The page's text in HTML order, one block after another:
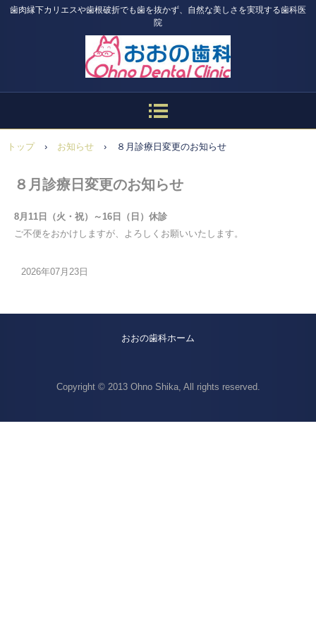
歯肉縁下カリエスや歯根破折でも歯を抜かず、自然な美しさを実現する歯科医
院
トップ › お知らせ › ８月診療日変更のお知らせ
８月診療日変更のお知らせ
8月11日（火・祝）～ 16日（日）休診
ご不便をおかけしますが、よろしくお願いいたします。
2026年07月23日
おおの歯科ホーム
Copyright © 2013 Ohno Shika, All rights reserved.